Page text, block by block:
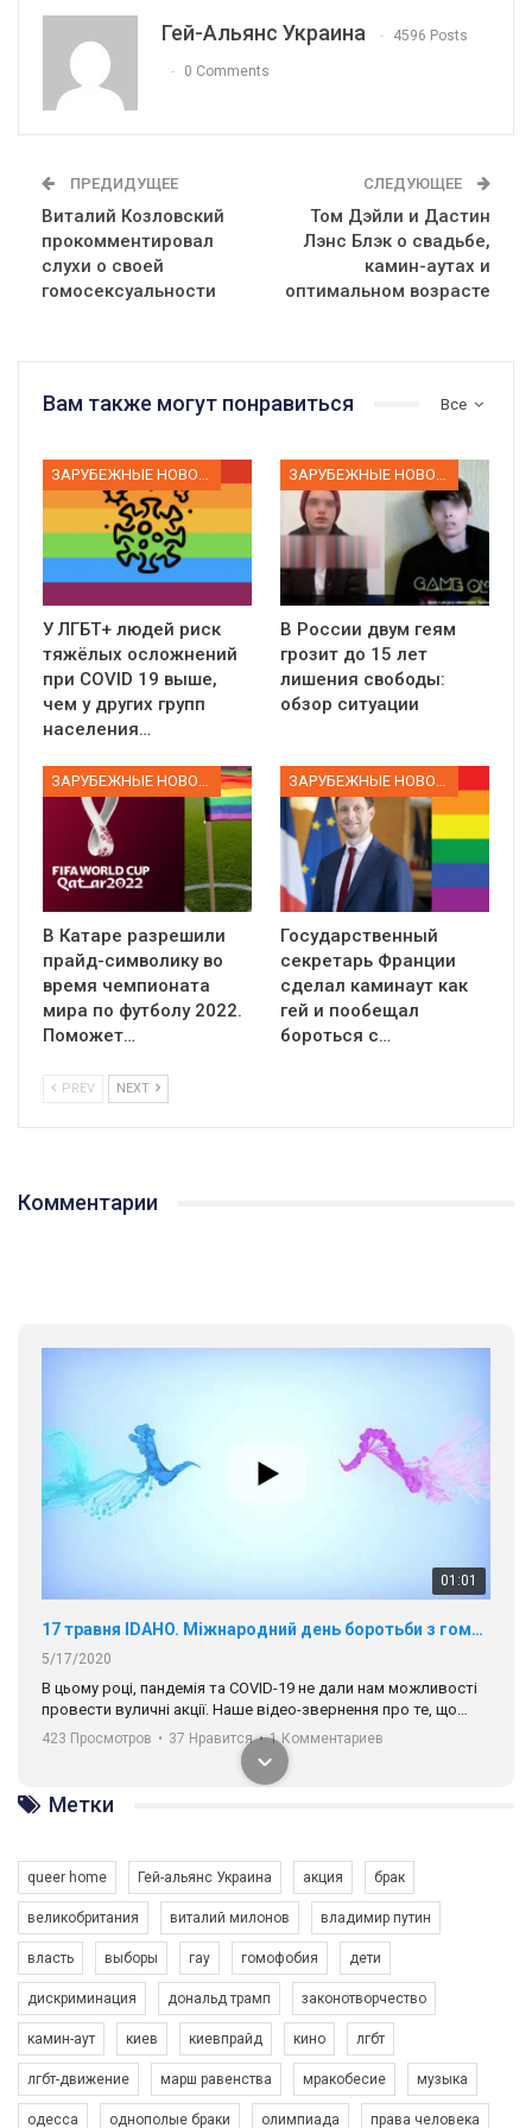
Гей-Альянс Украина 4596 Posts
0 Comments
ПРЕДИДУЩЕЕ
Виталий Козловский
прокомментировал
слухи о своей
гомосексуальности
СЛЕДУЮЩЕЕ
Том Дэйли и Дастин
Лэнс Блэк о свадьбе,
камин-аутах и
оптимальном возрасте
Все
Вам также могут понравиться
У ЛГБТ+ людей риск
тяжёлых осложнений
при COVID 19 выше,
чем у других групп
населения…
В России двум геям
грозит до 15 лет
лишения свободы:
обзор ситуации
ЗАРУБЕЖНЫЕ НОВОСТИ
В Катаре разрешили
прайд-символику во
время чемпионата
мира по футболу 2022.
Поможет…
ЗАРУБЕЖНЫЕ НОВОСТИ
Государственный
секретарь Франции
сделал каминаут как
гей и пообещал
бороться с…
PREV NEXT
Комментарии
01:01
17 травня IDAHO. Міжнародний день боротьби з гомофобією трансфобією і біфобія.
5/17/2020
В цьому році, пандемія та COVІD-19 не дали нам можливості
провести вуличні акції. Наше відео-звернення про те, що
навіть коли ми у різних містах та не можемо зустрінеться, ми
разом. Ми закликаємо всіх хто поділяє цінності рівності та
солідарності, приєднатися до нас. Регіональні підрозділи
ГАУ є в 16 областях України.
Разом наш голос лунає гучніше!
423 Просмотров • 37 Нравится • 1 Комментариев
Зупинимо насильство проти ЛГБТ в Україні! Stop violence against LGBT in Ukraine!
6/30/2017
Метки
queer home Гей-альянс Украина акция брак
великобритания виталий милонов владимир путин
власть выборы гау гомофобия дети
дискриминация дональд трамп законотворчество
камин-аут киев киевпрайд кино лгбт
лгбт-движение марш равенства мракобесие музыка
одесса однополые браки олимпиада права человека